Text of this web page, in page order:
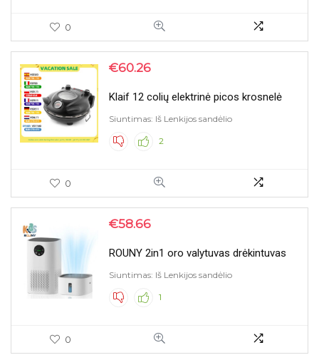
0
€60.26
Klaif 12 colių elektrinė picos krosnelė
Siuntimas: Iš Lenkijos sandėlio
2
0
€58.66
ROUNY 2in1 oro valytuvas drėkintuvas
Siuntimas: Iš Lenkijos sandėlio
1
0